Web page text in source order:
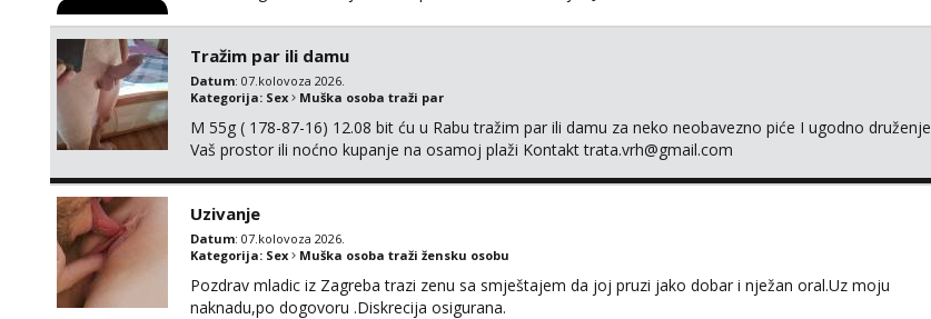
Tražim par ili damu
Datum: 07.kolovoza 2026.
Kategorija: Sex Muška osoba traži par
M 55g ( 178-87-16) 12.08 bit ću u Rabu tražim par ili damu za neko neobavezno piće I ugodno druženje
Vaš prostor ili noćno kupanje na osamoj plaži Kontakt trata.vrh@gmail.com
Uzivanje
Datum: 07.kolovoza 2026.
Kategorija: Sex Muška osoba traži žensku osobu
Pozdrav mladic iz Zagreba trazi zenu sa smještajem da joj pruzi jako dobar i nježan oral.Uz moju
naknadu,po dogovoru .Diskrecija osigurana.